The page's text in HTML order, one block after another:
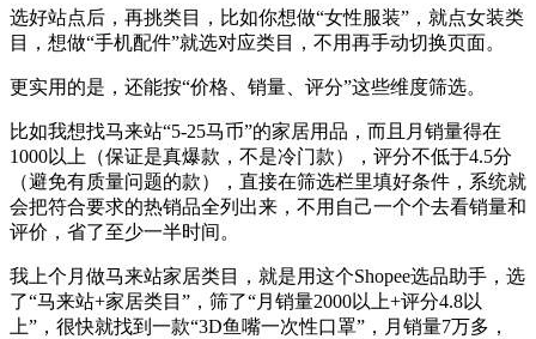
选好站点后，再挑类目，比如你想做“女性服装”，就点女装类
目，想做“手机配件”就选对应类目，不用再手动切换页面。
更实用的是，还能按“价格、销量、评分”这些维度筛选。
比如我想找马来站“5-25马币”的家居用品，而且月销量得在
1000以上（保证是真爆款，不是冷门款），评分不低于4.5分
（避免有质量问题的款），直接在筛选栏里填好条件，系统就
会把符合要求的热销品全列出来，不用自己一个个去看销量和
评价，省了至少一半时间。
我上个月做马来站家居类目，就是用这个Shopee选品助手，选
了“马来站+家居类目”，筛了“月销量2000以上+评分4.8以
上”，很快就找到一款“3D鱼嘴一次性口罩”，月销量7万多，